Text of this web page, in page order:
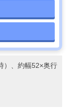
）、約幅52×奥行